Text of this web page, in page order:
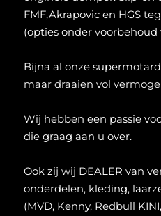
FMF,Akrapovic en HGS
(opties onder
Bijna al onze
maar draaien vol
Wij hebben een passie
die graag aan u over.
Ook zij wij DEALER van
onderdelen, kleding,
(MVD, Kenny, Redbull